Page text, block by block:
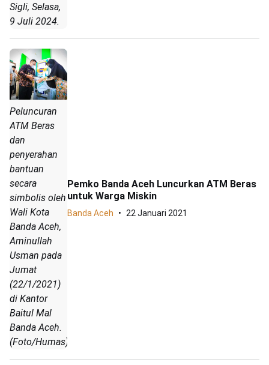
Sigli, Selasa,
9 Juli 2024.
Peluncuran
ATM Beras
dan
penyerahan
bantuan
secara
simbolis oleh
Wali Kota
Banda Aceh,
Aminullah
Usman pada
Jumat
(22/1/2021)
di Kantor
Baitul Mal
Banda Aceh.
(Foto/Humas)
Pemko Banda Aceh Luncurkan ATM Beras
untuk Warga Miskin
Banda Aceh 22 Januari 2021